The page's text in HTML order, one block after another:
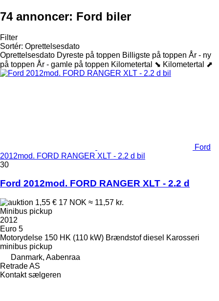
74 annoncer: Ford biler
Filter
Sortér: Oprettelsesdato
Oprettelsesdato Dyreste på toppen Billigste på toppen År - ny
på toppen År - gamle på toppen Kilometertal ⬊ Kilometertal ⬈
Ford
2012mod. FORD RANGER XLT - 2.2 d bil
30
Ford 2012mod. FORD RANGER XLT - 2.2 d
1,55 € 17 NOK ≈ 11,57 kr.
Minibus pickup
2012
Euro 5
Motorydelse 150 HK (110 kW) Brændstof diesel Karosseri
minibus pickup
Danmark, Aabenraa
Retrade AS
Kontakt sælgeren